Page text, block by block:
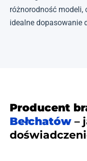
różnorodność modeli,
idealne dopasowanie
Producent
Bełchatów –